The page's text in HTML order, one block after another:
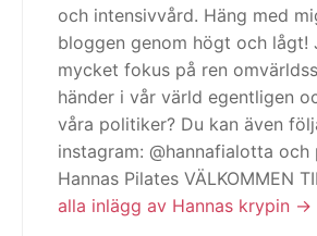
och intensivvård. Häng med
bloggen genom högt och lågt!
mycket fokus på ren
händer i vår värld egentligen
våra politiker? Du kan även
instagram: @hannafialotta och
Hannas Pilates VÄLKOMMEN
alla inlägg av Hannas krypin